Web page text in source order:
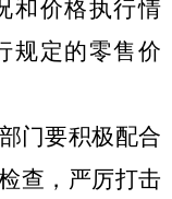
和价格执行情
规定的零售价
门要积极配合
查，严厉打击